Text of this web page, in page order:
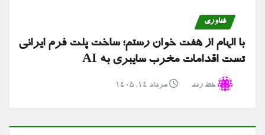
فناوری
با الهام از هفت خوان رستم؛ ساخت پلت فرم ایرانی
تست اقدامات مخرب سایبری به AI
خط رند مرداد ۱۴, ۱۴۰۵